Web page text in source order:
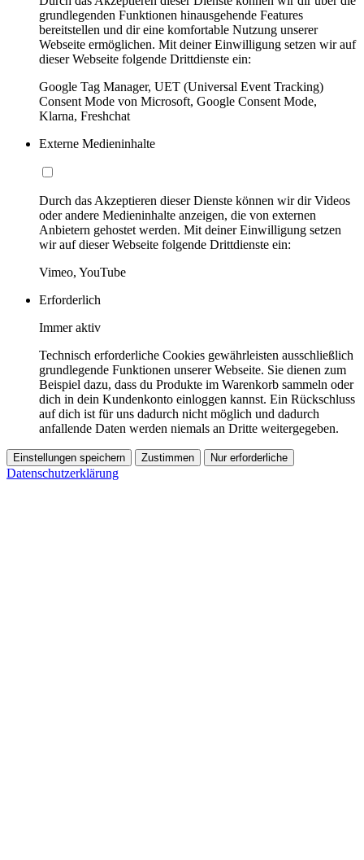
grundlegenden Funktionen hinausgehende Features
bereitstellen und dir eine komfortable Nutzung unserer
Webseite ermöglichen. Mit deiner Einwilligung setzen wir auf
dieser Webseite folgende Drittdienste ein:
Google Tag Manager, UET (Universal Event Tracking)
Consent Mode von Microsoft, Google Consent Mode,
Klarna, Freshchat
Externe Medieninhalte
Durch das Akzeptieren dieser Dienste können wir dir Videos
oder andere Medieninhalte anzeigen, die von externen
Anbietern gehostet werden. Mit deiner Einwilligung setzen
wir auf dieser Webseite folgende Drittdienste ein:
Vimeo, YouTube
Erforderlich
Immer aktiv
Technisch erforderliche Cookies gewährleisten ausschließlich
grundlegende Funktionen unserer Webseite. Sie dienen zum
Beispiel dazu, dass du Produkte im Warenkorb sammeln oder
dich in dein Kundenkonto einloggen kannst. Ein Rückschluss
auf dich ist für uns dadurch nicht möglich und dadurch
anfallende Daten werden niemals an Dritte weitergegeben.
Einstellungen speichern Zustimmen Nur erforderliche
Datenschutzerklärung